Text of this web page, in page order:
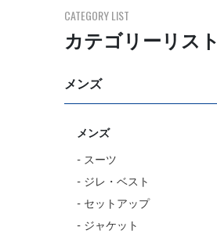
CATEGORY LIST
カテゴリーリスト
メンズ
メンズ
- スーツ
- ジレ・ベスト
- セットアップ
- ジャケット